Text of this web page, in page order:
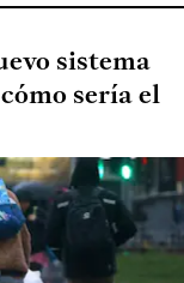
sistema
sería el